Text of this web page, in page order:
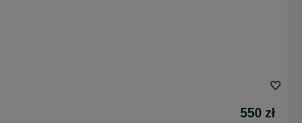
550 zł